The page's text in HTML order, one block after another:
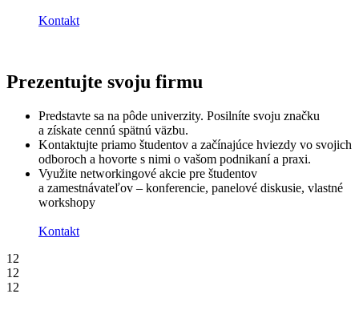
Kontakt
Prezentujte svoju firmu
Predstavte sa na pôde univerzity. Posilníte svoju značku
a získate cennú spätnú väzbu.
Kontaktujte priamo študentov a začínajúce hviezdy vo svojich
odboroch a hovorte s nimi o vašom podnikaní a praxi.
Využite networkingové akcie pre študentov
a zamestnávateľov – konferencie, panelové diskusie, vlastné
workshopy
Kontakt
12
12
12